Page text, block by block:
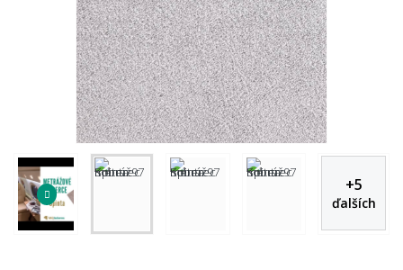
+5
ďalších